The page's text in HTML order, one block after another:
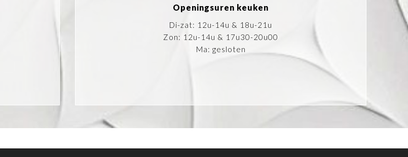
Openingsuren keuken
Di-zat: 12u-14u & 18u-21u
Zon: 12u-14u & 17u30-20u00
Ma: gesloten